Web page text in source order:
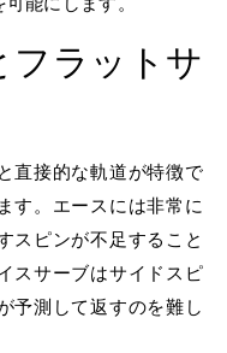
フラットサ
直接的な軌道が特徴で
す。エースには非常に
スピンが不足すること
スサーブはサイドスピ
予測して返すのを難し